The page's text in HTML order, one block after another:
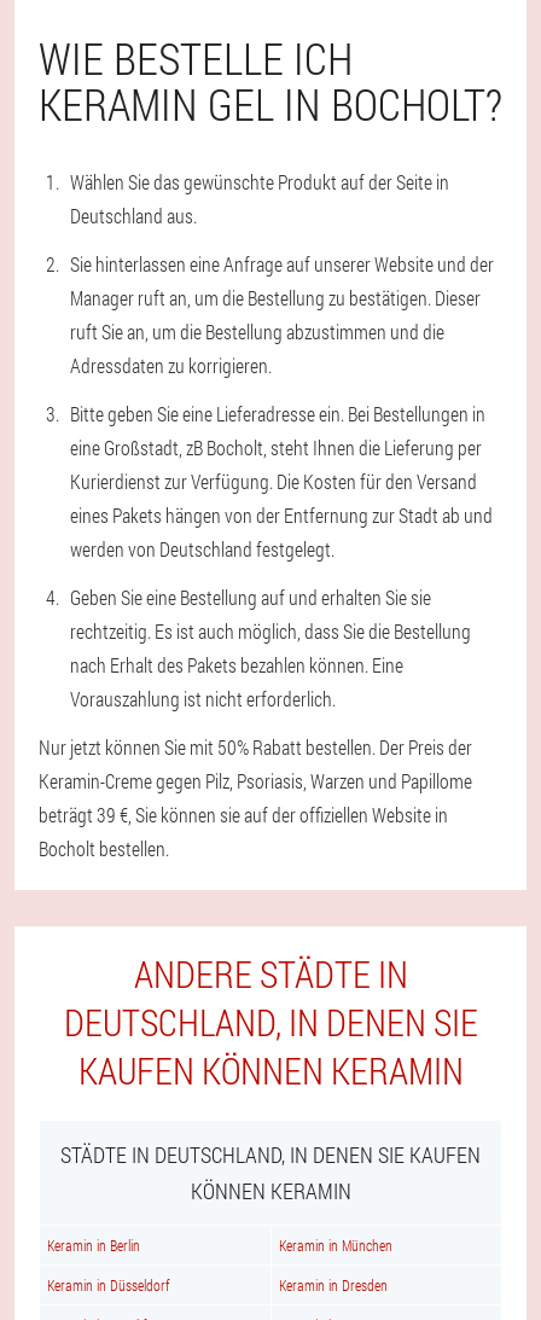
WIE BESTELLE ICH
KERAMIN GEL IN BOCHOLT?
Wählen Sie das gewünschte Produkt auf der Seite in
Deutschland aus.
Sie hinterlassen eine Anfrage auf unserer Website und der
Manager ruft an, um die Bestellung zu bestätigen. Dieser
ruft Sie an, um die Bestellung abzustimmen und die
Adressdaten zu korrigieren.
Bitte geben Sie eine Lieferadresse ein. Bei Bestellungen in
eine Großstadt, zB Bocholt, steht Ihnen die Lieferung per
Kurierdienst zur Verfügung. Die Kosten für den Versand
eines Pakets hängen von der Entfernung zur Stadt ab und
werden von Deutschland festgelegt.
Geben Sie eine Bestellung auf und erhalten Sie sie
rechtzeitig. Es ist auch möglich, dass Sie die Bestellung
nach Erhalt des Pakets bezahlen können. Eine
Vorauszahlung ist nicht erforderlich.
Nur jetzt können Sie mit 50% Rabatt bestellen. Der Preis der
Keramin-Creme gegen Pilz, Psoriasis, Warzen und Papillome
beträgt 39 €, Sie können sie auf der offiziellen Website in
Bocholt bestellen.
ANDERE STÄDTE IN
DEUTSCHLAND, IN DENEN SIE
KAUFEN KÖNNEN KERAMIN
STÄDTE IN DEUTSCHLAND, IN DENEN SIE KAUFEN
KÖNNEN KERAMIN
Keramin in Berlin Keramin in München
Keramin in Düsseldorf Keramin in Dresden